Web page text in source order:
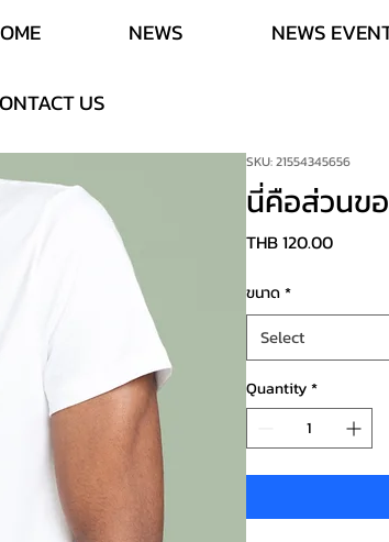
NEWS NEWS
US
SKU: 21554345656
นี่คือส่วนข
THB 120.00Price
ขนาด*
Select
Quantity*